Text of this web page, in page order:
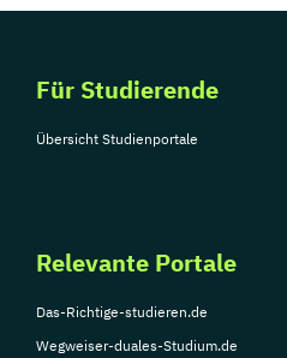
Für Studierende
Übersicht Studienportale
Relevante Portale
Das-Richtige-studieren.de
Wegweiser-duales-Studium.de